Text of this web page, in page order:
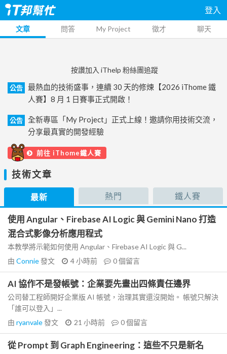
登入
文章 問答 My Project 徵才 聊天
按讚加入 iThelp 粉絲團追蹤
公告
最熱血的技術盛事，連續 30 天的修煉【2026 iThome 鐵
人賽】8 月 1 日賽事正式開啟！
公告
全新專區「My Project」正式上線！邀請你用技術交流，
分享最真實的開發經驗
前往 iThome鐵人賽
技術文章
最新 熱門 鐵人賽
使用 Angular、Firebase AI Logic 與 Gemini Nano 打造
混合式影像分析應用程式
本教學將示範如何使用 Angular、Firebase AI Logic 與 G...
由 Connie發文 4 小時前 0個留言
AI 協作不是發帳號：企業要先畫出四條責任邊界
公司替工程師開好企業版 AI 帳號，治理其實還沒開始。 帳號只解決
「誰可以登入」...
由 ryanvale發文 21 小時前 0個留言
從 Prompt 到 Graph Engineering：這些不只是新名